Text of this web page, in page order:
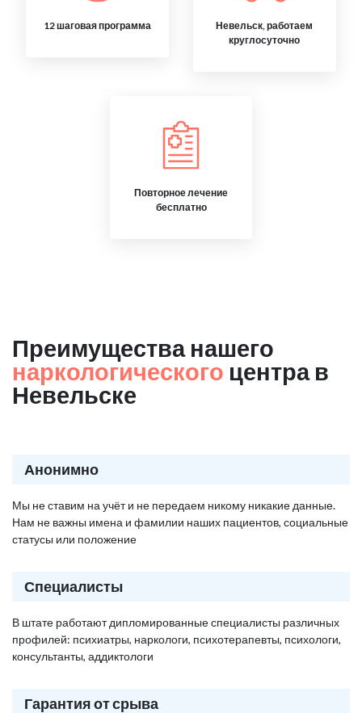
12 шаговая программа
Невельск, работаем
круглосуточно
Повторное лечение
бесплатно
Преимущества нашего
наркологического центра в
Невельске
Анонимно
Мы не ставим на учёт и не передаем никому никакие данные.
Нам не важны имена и фамилии наших пациентов, социальные
статусы или положение
Специалисты
В штате работают дипломированные специалисты различных
профилей: психиатры, наркологи, психотерапевты, психологи,
консультанты, аддиктологи
Гарантия от срыва